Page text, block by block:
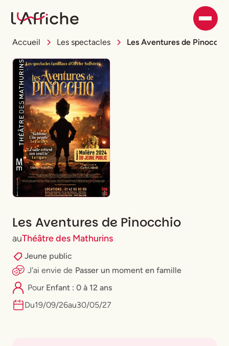
Accueil Les spectacles Les Aventures de Pinocchio
Les Aventures de Pinocchio
auThéâtre des Mathurins
Jeune public
J'ai envie de Passer un moment en famille
Pour Enfant : 0 à 12 ans
Du19/09/26au30/05/27